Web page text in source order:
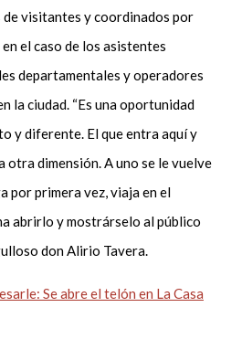
de visitantes y coordinados por
el caso de los asistentes
departamentales y operadores
la ciudad. “Es una oportunidad
y diferente. El que entra aquí y
otra dimensión. A uno se le vuelve
por primera vez, viaja en el
abrirlo y mostrárselo al público
don Alirio Tavera.
Se abre el telón en La Casa